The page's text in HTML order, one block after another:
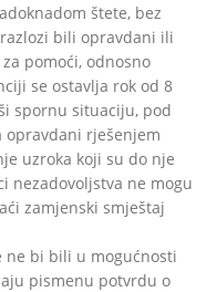
štete, bez
bili opravdani ili
pomoći, odnosno
se ostavlja rok od 8
spornu situaciju, pod
opravdani rješenjem
uzroka koji su do nje
nezadovoljstva ne mogu
zamjenski smještaj
ne bi bili u mogućnosti
pismenu potvrdu o